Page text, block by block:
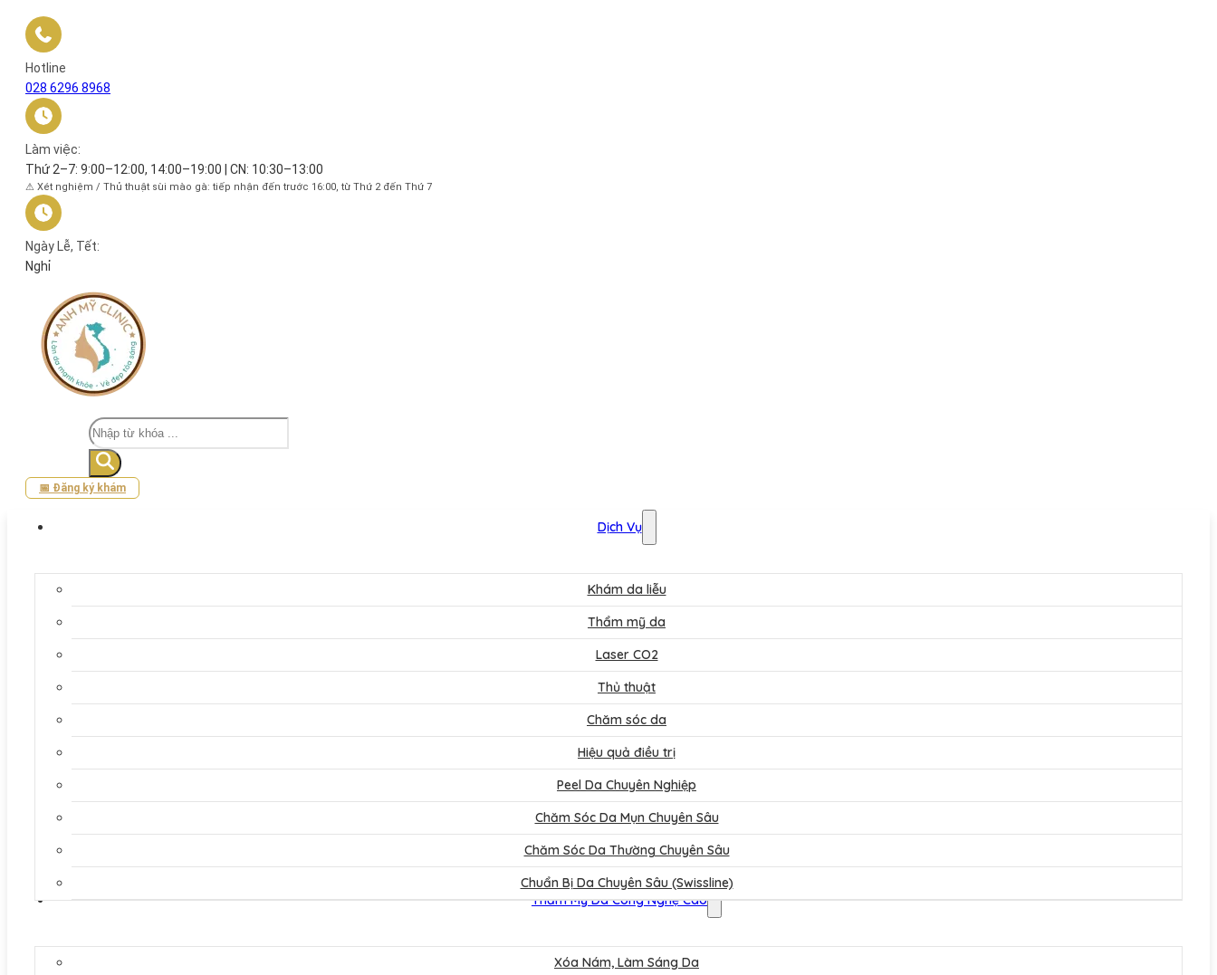
Hotline
028 6296 8968
Làm việc:
Thứ 2–7: 9:00–12:00, 14:00–19:00 | CN: 10:30–13:00
⚠ Xét nghiệm / Thủ thuật sùi mào gà: tiếp nhận đến trước 16:00, từ Thứ 2 đến Thứ 7
Ngày Lễ, Tết:
Nghỉ
Tìm
kiếm
📅 Đăng ký khám
Dịch Vụ
Khám da liễu
Thẩm mỹ da
Laser CO2
Thủ thuật
Chăm sóc da
Hiệu quả điều trị
Peel Da Chuyên Nghiệp
Chăm Sóc Da Mụn Chuyên Sâu
Chăm Sóc Da Thường Chuyên Sâu
Chuẩn Bị Da Chuyên Sâu (Swissline)
Thẩm Mỹ Da Công Nghệ Cao
Xóa Nám, Làm Sáng Da